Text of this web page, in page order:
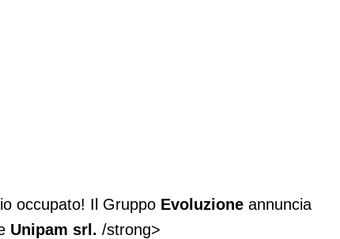
occupato! Il Gruppo Evoluzione annuncia
Unipam srl. /strong>